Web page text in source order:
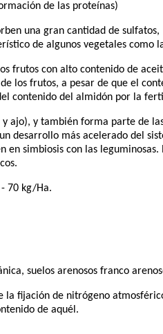
de las proteínas)
una gran cantidad de
de algunos vegetales como
frutos con alto contenido de
los frutos, a pesar de que el
contenido del almidón por la
y ajo), y también forma parte de
desarrollo más acelerado del
simbiosis con las leguminosas.
70 kg/Ha.
suelos arenosos franco
fijación de nitrógeno
de aquél.